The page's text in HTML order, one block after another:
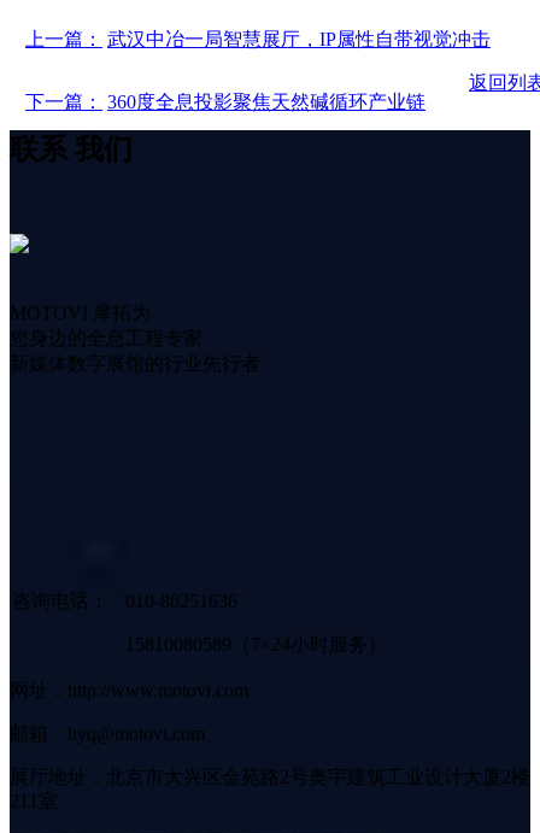
上一篇： 武汉中冶一局智慧展厅，IP属性自带视觉冲击
返回列
下一篇：
360度全息投影聚焦天然碱循环产业链
联系 我们
MOTOVI 摩拓为
您身边的全息工程专家
新媒体数字展馆的行业先行者
咨询电话： 010-80251636
15810080589（7×24小时服务）
网址：http://www.motovi.com
邮箱：hyq@motovi.com
展厅地址：北京市大兴区金苑路2号奥宇建筑工业设计大厦2楼
211室